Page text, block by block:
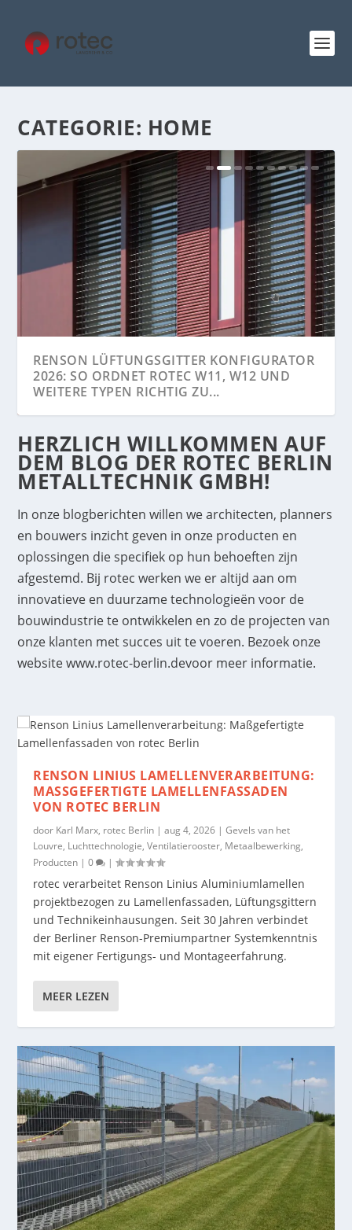
CATEGORIE: HOME
PERIMETERSCHUTZ NACHRÜSTEN 2026:
FREILANDSICHERUNG MIT ROTEC APS...
RENSON LÜFTUNGSGITTER KONFIGURATOR
2026: SO ORDNET ROTEC W11, W12 UND
WEITERE TYPEN RICHTIG ZU...
LICHTKUPPELN FÜR FLACHDÄCHER ONLINE
KONFIGURIEREN UND VERGLEICHEN...
STRECKMETALLFASSADEN (2026) PLANUNG,
MONTAGE, KOSTEN UND PRAXISWISSEN
VON ROTEC...
NATO DRAHT (2026) AUSZIEHLÄNGE,
MONTAGE UND AUSSCHREIBUNG IN DER
PRAXIS...
LASERSCHNEIDEN IN BERLIN (2026) –
PRÄZISE LASERZUSCHNITTE VON ROTEC...
GVK-ROOSTERS IN DE SPOORWEGSECTOR
3200 VIERKANTE METER ROTEC ALUMINIUM
ROOSTER VOOR PLAFONDOPHANGINGEN:
EEN HOOGTEPUNT OP STUTTGART 21...
NAVO DRAAD TRAININGSHASPELS: VEILIGE
TRAINING EN EFFECTIEVE AFSCHRIKKING
VOOR MILITAIRE EN POLITIETRAINING...
ROTEC LAMELLENWAND VOOR
KLIMAATBEHEERSING IN FRANKFURT MET
INDRUKWEKKEND PANORAMA...
HERZLICH WILLKOMMEN AUF
DEM BLOG DER ROTEC BERLIN
METALLTECHNIK GMBH!
In onze blogberichten willen we architecten, planners
en bouwers inzicht geven in onze producten en
oplossingen die specifiek op hun behoeften zijn
afgestemd. Bij rotec werken we er altijd aan om
innovatieve en duurzame technologieën voor de
bouwindustrie te ontwikkelen en zo de projecten van
onze klanten met succes uit te voeren. Bezoek onze
websitewww.rotec-berlin.devoor meer informatie.
RENSON LINIUS LAMELLENVERARBEITUNG:
MASSGEFERTIGTE LAMELLENFASSADEN V
ON ROTEC BERLIN
door Karl Marx, rotec Berlin |aug 4, 2026 |Gevels van het
Louvre, Luchttechnologie,Ventilatierooster, Metaalbewerking,
Producten |0 |
rotec verarbeitet Renson Linius Aluminiumlamellen
projektbezogen zu Lamellenfassaden, Lüftungsgittern
und Technikeinhausungen. Seit 30 Jahren verbindet
der Berliner Renson-Premiumpartner Systemkenntnis
mit eigener Fertigungs- und Montageerfahrung.
MEER LEZEN